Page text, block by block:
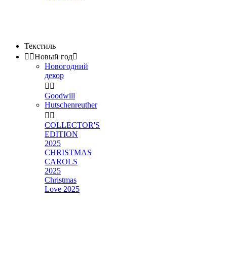
Текстиль
 Новый год
Новогодний
декор
 
Goodwill
Hutschenreuther
 
COLLECTOR'S
EDITION
2025
CHRISTMAS
CAROLS
2025
Christmas
Love 2025